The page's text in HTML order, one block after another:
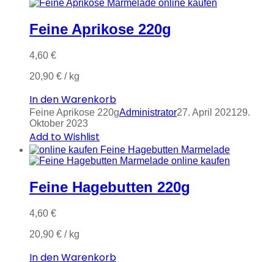
Feine Aprikose 220g
4,60 €
20,90 € / kg
In den Warenkorb
Feine Aprikose 220gAdministrator27. April 202129.
Oktober 2023
Add to Wishlist
Feine Hagebutten 220g
4,60 €
20,90 € / kg
In den Warenkorb